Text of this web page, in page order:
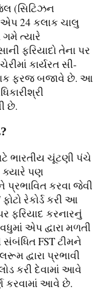
(સિટિઝન
24 કલાક ચાલુ
ત્યારે
ફરિયાદો તેના પર
કાર્યરત સી-
ફરજ બજાવે છે. આ
છે.
ભારતીય ચૂંટણી પંચે
પણ
કરવા જેવી
રેકોર્ડ કરી આ
કરનારનું
એપ દ્વારા મળતી
FST ટીમને
દ્વારા પ્રભાવી
કરી દેવામાં આવે
કરવામાં આવે છે.